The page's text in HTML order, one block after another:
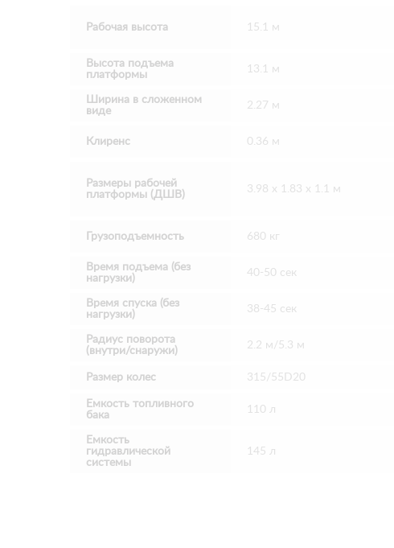
Рабочая высота 15.1 м
Высота подъема
платформы
13.1 м
Ширина в сложенном
виде
2.27 м
Клиренс 0.36 м
Размеры рабочей
платформы (ДШВ)
3.98 х 1.83 х 1.1 м
Грузоподъемность 680 кг
Время подъема (без
нагрузки)
40-50 сек
Время спуска (без
нагрузки)
38-45 сек
Радиус поворота
(внутри/снаружи)
2.2 м/5.3 м
Размер колес 315/55D20
Емкость топливного
бака
110 л
Емкость
гидравлической
системы
145 л